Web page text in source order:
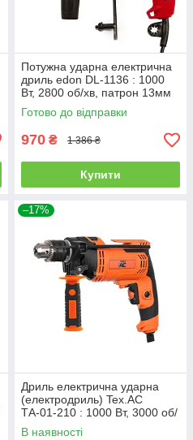
Потужна ударна електрична
дриль edon DL-1136 : 1000
Вт, 2800 об/хв, патрон 13мм
Готово до відправки
970 ₴ 1 386 ₴
Купити
–17%
Дриль електрична ударна
(електродриль) Tex.AC
ТА-01-210 : 1000 Вт, 3000 об/
хв., 1.9 кг
В наявності